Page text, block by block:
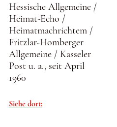
Hessische Allgemeine /
Heimat-Echo /
Heimatmachrichtem /
Fritzlar-Homberger
Allgemeine / Kasseler
Post u. a., seit April
1960
Siehe dort: